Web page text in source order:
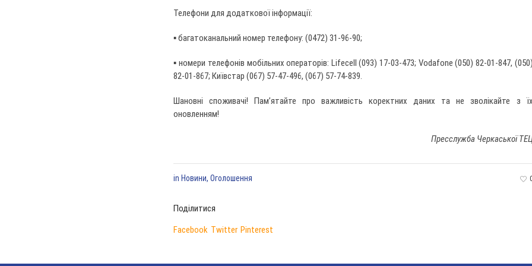
Телефони для додаткової інформації:
▪ багатоканальний номер телефону: (0472) 31-96-90;
▪ номери телефонів мобільних операторів: Lifecell (093) 17-03-473; Vodafone (050) 82-01-847, (050)
82-01-867; Київстар (067) 57-47-496, (067) 57-74-839.
Шановні споживачі! Пам’ятайте про важливість коректних даних та не зволікайте з їх
оновленням!
Пресслужба Черкаської
in Новини, Оголошення
Поділитися
Facebook Twitter Pinterest